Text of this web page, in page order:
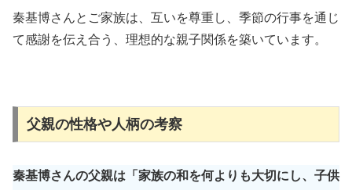
秦基博さんとご家族は、互いを尊重し、季節の行事を通じ
て感謝を伝え合う、理想的な親子関係を築いています。
父親の性格や人柄の考察
秦基博さんの父親は「家族の和を何よりも大切にし、子供